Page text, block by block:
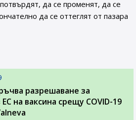
да се променят, да се
да се оттеглят от пазара
разрешаване за
на ваксина срещу COVID-19